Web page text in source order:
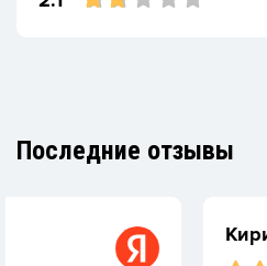
Последние отзывы
Кирилл Клычев